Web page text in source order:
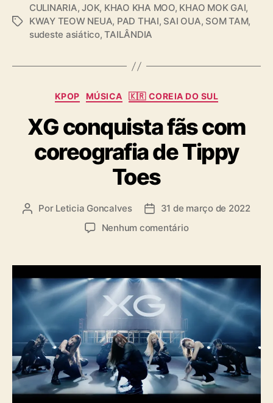
T
CULINARIA,JOK, KHAO KHA MOO, KHAO MOK GAI,
KWAY TEOW NEUA, PAD THAI, SAI OUA, SOM TAM,
sudeste asiático,TAILÂNDIA
C
t
e
g
o
r
KPOP MÚSICA 🇰🇷 COREIA DO SUL
XG conquista fãs com
coreografia de Tippy
Toes
A
d
o
t
Por Leticia Goncalves
D
e
p
u
b
l
i
c
a
ç
ã
31 de março de 2022
Nenhum comentárioe
G
c
o
i
s
t
a